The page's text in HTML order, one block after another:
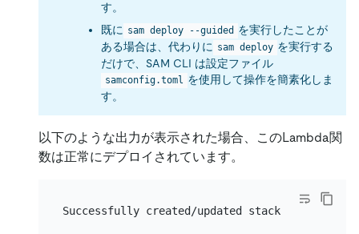
す。
既に sam deploy --guided を実行したことが
ある場合は、代わりに sam deploy を実行する
だけで、SAM CLI は設定ファイル
samconfig.toml を使用して操作を簡素化しま
す。
以下のような出力が表示された場合、このLambda関
数は正常にデプロイされています。